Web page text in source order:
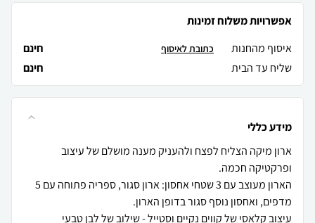
אפשרויות משלוח זמינות
איסוף מהחנות
חינם כתובת לאיסוף
שליח עד הבית חינם
מידע כללי
ארון מיקה הצליח לפצח ולהעניק מענה מושלם של עיצוב
הארון מעוצב עם 3 שטחי אחסון: ארון סגור, ספריה פתוחה עם 5